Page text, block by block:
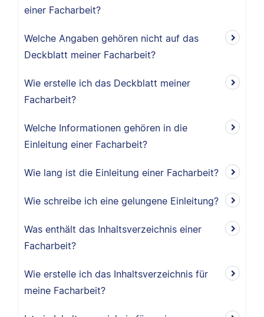
einer Facharbeit?
Welche Angaben gehören nicht auf das
Deckblatt meiner Facharbeit?
Wie erstelle ich das Deckblatt meiner
Facharbeit?
Welche Informationen gehören in die
Einleitung einer Facharbeit?
Wie lang ist die Einleitung einer Facharbeit?
Wie schreibe ich eine gelungene Einleitung?
Was enthält das Inhaltsverzeichnis einer
Facharbeit?
Wie erstelle ich das Inhaltsverzeichnis für
meine Facharbeit?